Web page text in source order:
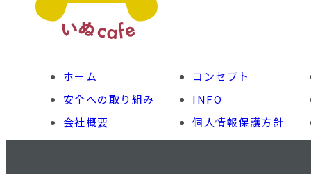
ホーム
コンセプト
安全への取り組み
INFO
会社概要
個人情報保護方針